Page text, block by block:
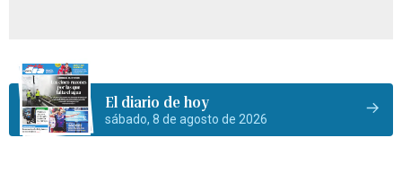
El diario de hoy
sábado, 8 de agosto de 2026